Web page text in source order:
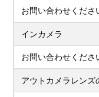
お問い合わせくださ
インカメラ
お問い合わせくださ
アウトカメラレンズ